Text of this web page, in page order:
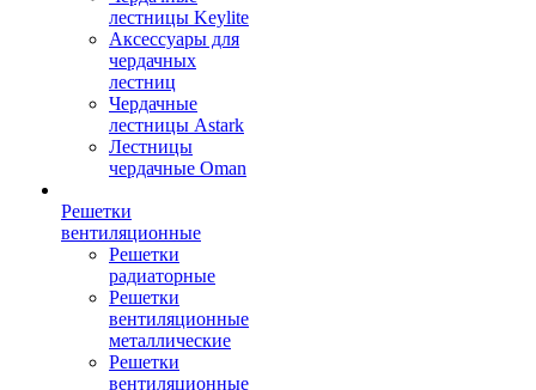
лестницы Keylite
Аксессуары для
чердачных
лестниц
Чердачные
лестницы Astark
Лестницы
чердачные Oman
Решетки
вентиляционные
Решетки
радиаторные
Решетки
вентиляционные
металлические
Решетки
вентиляционные